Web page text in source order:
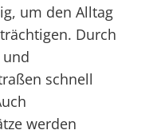
um den Alltag
Durch
und
schnell
werden